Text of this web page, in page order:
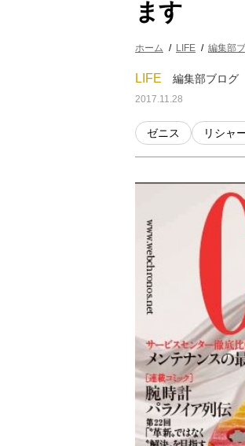
ます
ホーム LIFE 編集部
LIFE 編集部ブログ
2017.11.28
ゼニス リシャ